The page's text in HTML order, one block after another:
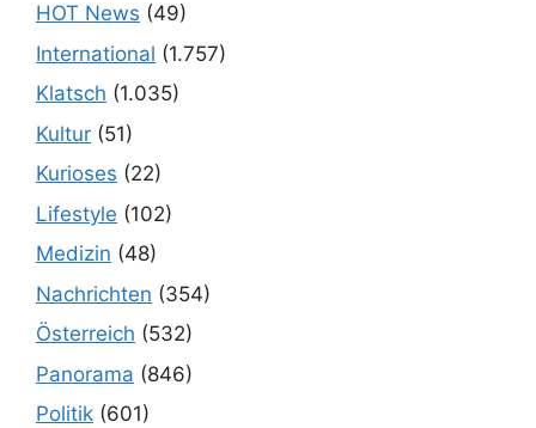
HOT News (49)
International (1.757)
Klatsch (1.035)
Kultur (51)
Kurioses (22)
Lifestyle (102)
Medizin (48)
Nachrichten (354)
Österreich (532)
Panorama (846)
Politik (601)